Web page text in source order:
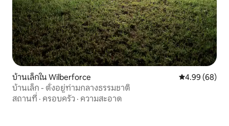
บ้านเล็กใน Wilberforce คะแนนเฉลี่ย
4.99 (68)
บ้านเล็ก - ตั้งอยู่ท่ามกลางธรรมชาติ
สถานที่ · ครอบครัว · ความสะอาด